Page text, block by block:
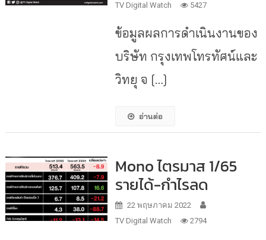
TV Digital Watch
5427
ข้อมูลผลการดำเนินงานของ
บริษัท กรุงเทพโทรทัศน์และ
วิทยุ จ […]
อ่านต่อ
Mono ไตรมาส 1/65
รายได้-กำไรลด
22 พฤษภาคม 2022
TV Digital Watch
2794